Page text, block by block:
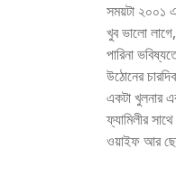
সময়টা ২০০১
খুব ভালো
পারিনা
উঠোনের
একটা খুলনার
ফ্যামিলীর
ওয়াইফ আর